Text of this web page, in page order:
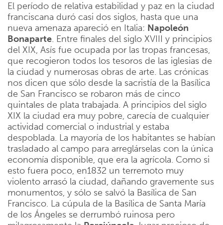
El período de relativa estabilidad y paz en la ciudad
franciscana duró casi dos siglos, hasta que una
nueva amenaza apareció en Italia: Napoleón
Bonaparte. Entre finales del siglo XVIII y principios
del XIX, Asís fue ocupada por las tropas francesas,
que recogieron todos los tesoros de las iglesias de
la ciudad y numerosas obras de arte. Las crónicas
nos dicen que sólo desde la sacristía de la Basílica
de San Francisco se robaron más de cinco
quintales de plata trabajada. A principios del siglo
XIX la ciudad era muy pobre, carecía de cualquier
actividad comercial o industrial y estaba
despoblada. La mayoría de los habitantes se habían
trasladado al campo para arreglárselas con la única
economía disponible, que era la agrícola. Como si
esto fuera poco, en1832 un terremoto muy
violento arrasó la ciudad, dañando gravemente sus
monumentos, y sólo se salvó la Basílica de San
Francisco. La cúpula de la Basílica de Santa María
de los Ángeles se derrumbó ruinosa pero